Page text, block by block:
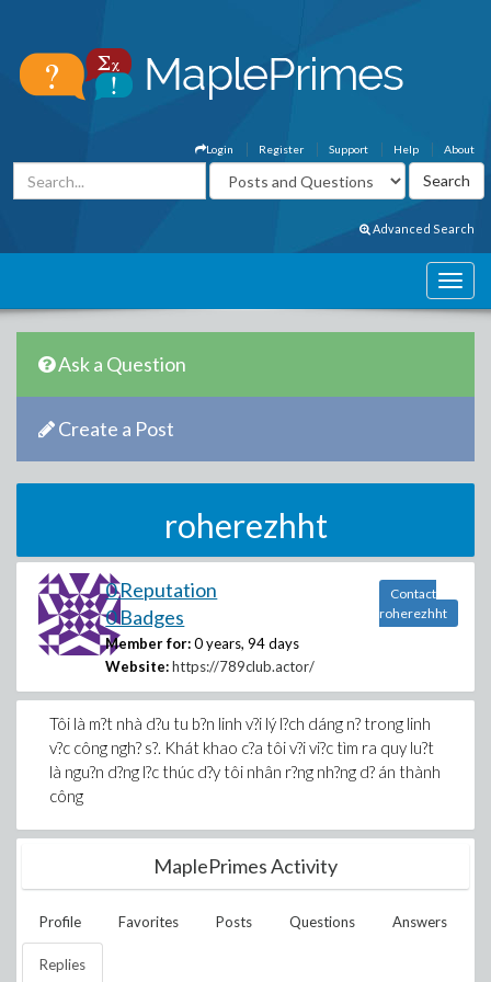
About
Help
Support
Register
Login
Advanced Search
Ask a Question
Create a Post
roherezhht
0 Reputation
0 Badges
Member for: 0 years, 94 days
Website: https://789club.actor/
Contact
roherezhht
Tôi là m?t nhà d?u tu b?n linh v?i lý l?ch dáng n? trong linh
v?c công ngh? s?. Khát khao c?a tôi v?i vi?c tìm ra quy lu?t
là ngu?n d?ng l?c thúc d?y tôi nhân r?ng nh?ng d? án thành
công
MaplePrimes Activity
Profile Favorites Posts Questions Answers
Replies